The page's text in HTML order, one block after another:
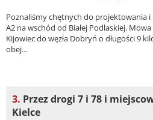
Poznaliśmy chętnych do projektowania
A2 na wschód od Białej Podlaskiej.
Kijowiec do węzła Dobryń o długości 9
obej...
3. Przez drogi 7 i 78 i
Kielce